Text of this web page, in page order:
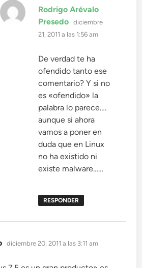
Rodrigo Arévalo
Presedo dice:
diciembre
21, 2011 a las 1:56 am
De verdad te ha
ofendido tanto ese
comentario? Y si no
es «ofendido» la
palabra lo parece….
aunque si ahora
vamos a poner en
duda que en Linux
no ha existido ni
existe malware……
RESPONDER
dice:
diciembre 20, 2011 a las 3:11 am